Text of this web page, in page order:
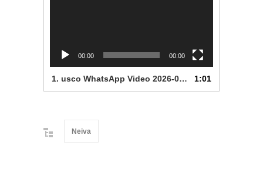
00:00 00:00
1. usco WhatsApp Video 2026-05-04 at 10.08.58 AM 1:01
Neiva